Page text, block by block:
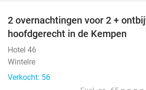
2 overnachtingen voor 2 +
hoofdgerecht in de Kempen
Hotel 46
Wintelre
Verkocht: 56